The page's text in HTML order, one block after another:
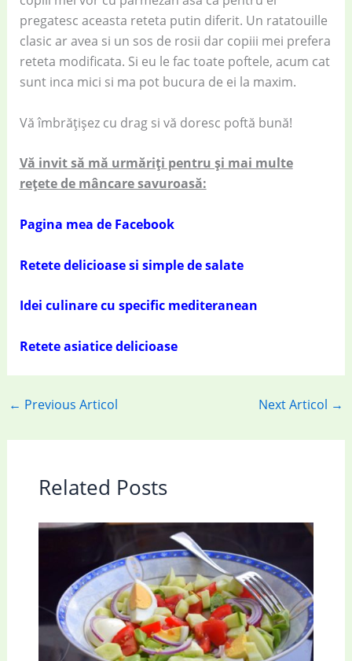
pregatesc aceasta reteta putin diferit. Un ratatouille
clasic ar avea si un sos de rosii dar copiii mei prefera
reteta modificata. Si eu le fac toate poftele, acum cat
sunt inca mici si ma pot bucura de ei la maxim.
Vă îmbrățișez cu drag si vă doresc poftă bună!
Vă invit să mă urmăriți pentru și mai multe
rețete de mâncare savuroasă:
Pagina mea de Facebook
Retete delicioase si simple de salate
Idei culinare cu specific mediteranean
Retete asiatice delicioase
← Previous Articol Next Articol →
Related Posts